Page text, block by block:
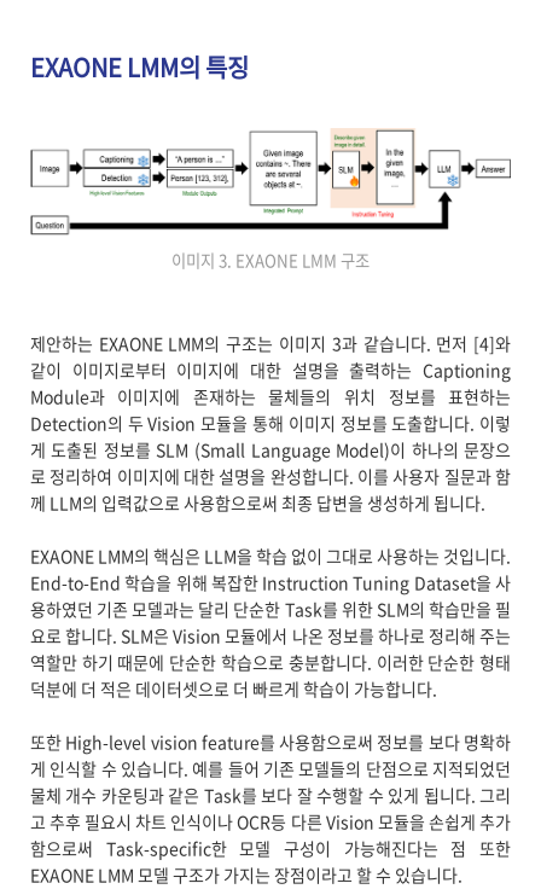
EXAONE LMM의 특징
이미지 3. EXAONE LMM 구조
제안하는 EXAONE LMM의 구조는 이미지 3과 같습니다. 먼저 [4]와
같이 이미지로부터 이미지에 대한 설명을 출력하는 Captioning
Module과 이미지에 존재하는 물체들의 위치 정보를 표현하는
Detection의 두 Vision 모듈을 통해 이미지 정보를 도출합니다. 이렇
게 도출된 정보를 SLM (Small Language Model)이 하나의 문장으
로 정리하여 이미지에 대한 설명을 완성합니다. 이를 사용자 질문과 함
께 LLM의 입력값으로 사용함으로써 최종 답변을 생성하게 됩니다.
EXAONE LMM의 핵심은 LLM을 학습 없이 그대로 사용하는 것입니다.
End-to-End 학습을 위해 복잡한 Instruction Tuning Dataset을 사
용하였던 기존 모델과는 달리 단순한 Task를 위한 SLM의 학습만을 필
요로 합니다. SLM은 Vision 모듈에서 나온 정보를 하나로 정리해 주는
역할만 하기 때문에 단순한 학습으로 충분합니다. 이러한 단순한 형태
덕분에 더 적은 데이터셋으로 더 빠르게 학습이 가능합니다.
또한 High-level vision feature를 사용함으로써 정보를 보다 명확하
게 인식할 수 있습니다. 예를 들어 기존 모델들의 단점으로 지적되었던
물체 개수 카운팅과 같은 Task를 보다 잘 수행할 수 있게 됩니다. 그리
고 추후 필요시 차트 인식이나 OCR등 다른 Vision 모듈을 손쉽게 추가
함으로써 Task-specific한 모델 구성이 가능해진다는 점 또한
EXAONE LMM 모델 구조가 가지는 장점이라고 할 수 있습니다.